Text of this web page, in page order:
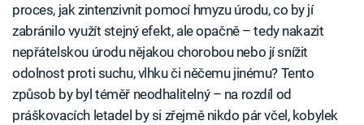
proces, jak zintenzivnit pomocí hmyzu úrodu, co by jí
zabránilo využít stejný efekt, ale opačně – tedy nakazit
nepřátelskou úrodu nějakou chorobou nebo jí snížit
odolnost proti suchu, vlhku či něčemu jinému? Tento
způsob by byl téměř neodhalitelný – na rozdíl od
práškovacích letadel by si zřejmě nikdo pár včel, kobylek